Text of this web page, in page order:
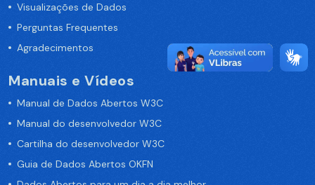
Visualizações de Dados
Perguntas Frequentes
Agradecimentos
Manuais e Vídeos
Manual de Dados Abertos W3C
Manual do desenvolvedor W3C
Cartilha do desenvolvedor W3C
Guia de Dados Abertos OKFN